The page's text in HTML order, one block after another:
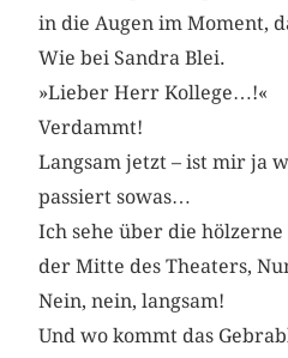
in die Augen im Moment,
Wie bei Sandra Blei.
»Lieber Herr Kollege…!«
Verdammt!
Langsam jetzt – ist mir ja
passiert sowas…
Ich sehe über die
der Mitte des Theaters,
Nein, nein, langsam!
Und wo kommt das